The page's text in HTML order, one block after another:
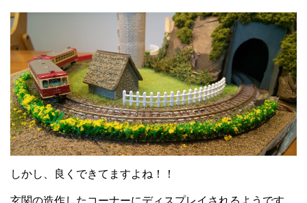
しかし、良くできてますよね！！
玄関の造作したコーナーにディスプレイされるようです。